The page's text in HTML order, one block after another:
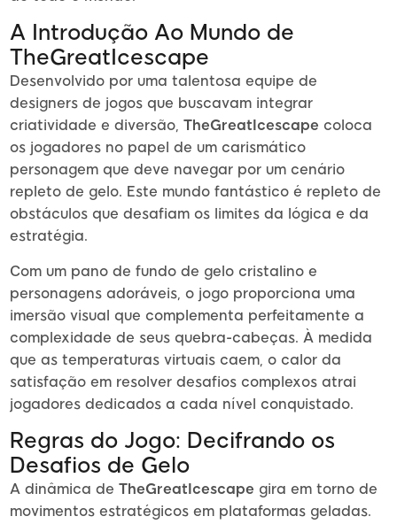
A Introdução Ao Mundo de
TheGreatIcescape
Desenvolvido por uma talentosa equipe de
designers de jogos que buscavam integrar
criatividade e diversão, TheGreatIcescape coloca
os jogadores no papel de um carismático
personagem que deve navegar por um cenário
repleto de gelo. Este mundo fantástico é repleto de
obstáculos que desafiam os limites da lógica e da
estratégia.
Com um pano de fundo de gelo cristalino e
personagens adoráveis, o jogo proporciona uma
imersão visual que complementa perfeitamente a
complexidade de seus quebra-cabeças. À medida
que as temperaturas virtuais caem, o calor da
satisfação em resolver desafios complexos atrai
jogadores dedicados a cada nível conquistado.
Regras do Jogo: Decifrando os
Desafios de Gelo
A dinâmica de TheGreatIcescape gira em torno de
movimentos estratégicos em plataformas geladas.